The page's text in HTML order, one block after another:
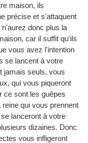
maison, ils
précise et s'attaquent
donc plus la
car il suffit qu'ils
vous avez l'intention
se lancent à votre
jamais seuls, vous
qui vous piqueront
ce sont les guêpes
qui vous prennent
lanceront à votre
dizaines. Donc
vous infligeront